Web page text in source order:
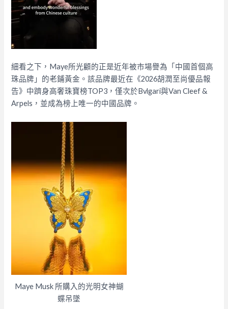
細看之下，Maye所光顧的正是近年被市場譽為「中國首個高
珠品牌」的老鋪黃金。該品牌最近在《2026胡潤至尚優品報
告》中躋身高奢珠寶榜TOP3，僅次於Bvlgari與Van Cleef &
Arpels，並成為榜上唯一的中國品牌。
Maye Musk 所購入的光明女神蝴
蝶吊墜